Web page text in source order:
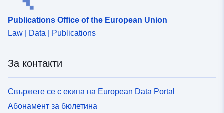
Publications Office of the European Union
Law | Data | Publications
За контакти
Свържете се с екипа на European Data Portal
Абонамент за бюлетина